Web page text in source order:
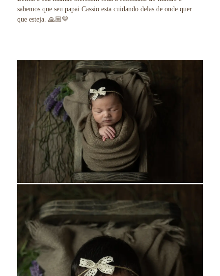
sabemos que seu papai Cassio esta cuidando delas de onde quer
que esteja. 🙏🏼💛